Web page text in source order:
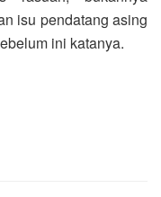
isu pendatang asing
ini katanya.